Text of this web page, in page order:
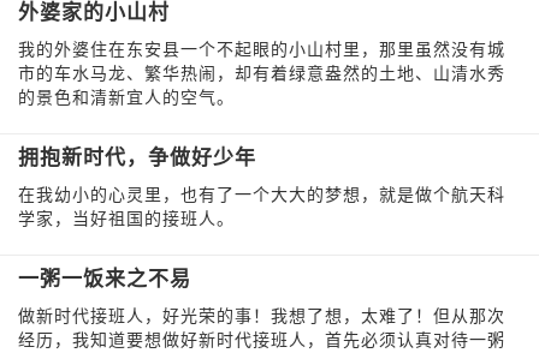
外婆家的小山村
我的外婆住在东安县一个不起眼的小山村里，那里虽然没有城
市的车水马龙、繁华热闹，却有着绿意盎然的土地、山清水秀
的景色和清新宜人的空气。
拥抱新时代，争做好少年
在我幼小的心灵里，也有了一个大大的梦想，就是做个航天科
学家，当好祖国的接班人。
一粥一饭来之不易
做新时代接班人，好光荣的事！我想了想，太难了！但从那次
经历，我知道要想做好新时代接班人，首先必须认真对待一粥